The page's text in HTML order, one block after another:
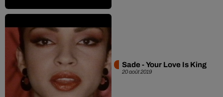
20 août 2019
Sade - Your Love Is King